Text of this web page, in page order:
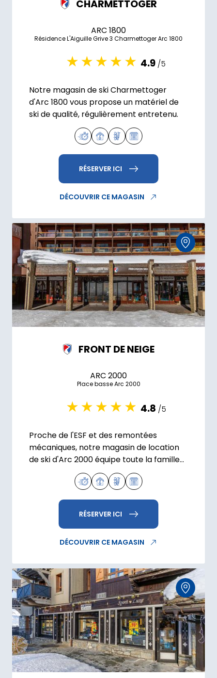
CHARMETTOGER
ARC 1800
Résidence L'Aiguille Grive 3 Charmettoger Arc 1800
4.9 /5
Notre magasin de ski Charmettoger
d'Arc 1800 vous propose un matériel de
ski de qualité, régulièrement entretenu.
RÉSERVER ICI
DÉCOUVRIR CE MAGASIN
FRONT DE NEIGE
ARC 2000
Place basse Arc 2000
4.8 /5
Proche de l'ESF et des remontées
mécaniques, notre magasin de location
de ski d'Arc 2000 équipe toute la famille
grâce à du matériel de ski et snowboard.
RÉSERVER ICI
DÉCOUVRIR CE MAGASIN